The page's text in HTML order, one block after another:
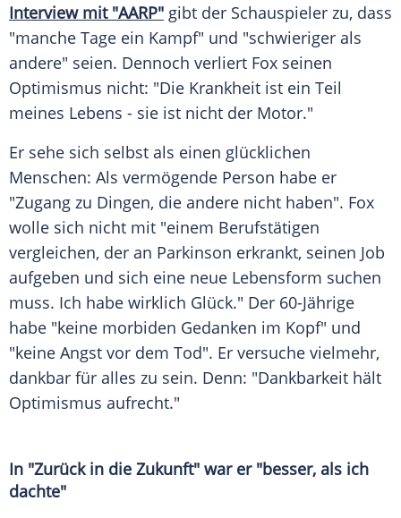
Interview mit "AARP" gibt der Schauspieler zu, dass
"manche Tage ein Kampf" und "schwieriger als
andere" seien. Dennoch verliert Fox seinen
Optimismus nicht: "Die Krankheit ist ein Teil
meines Lebens - sie ist nicht der Motor."
Er sehe sich selbst als einen glücklichen
Menschen: Als vermögende Person habe er
"Zugang zu Dingen, die andere nicht haben". Fox
wolle sich nicht mit "einem Berufstätigen
vergleichen, der an Parkinson erkrankt, seinen Job
aufgeben und sich eine neue Lebensform suchen
muss. Ich habe wirklich Glück." Der 60-Jährige
habe "keine morbiden Gedanken im Kopf" und
"keine Angst vor dem Tod". Er versuche vielmehr,
dankbar für alles zu sein. Denn: "Dankbarkeit hält
Optimismus aufrecht."
In "Zurück in die Zukunft" war er "besser, als ich
dachte"